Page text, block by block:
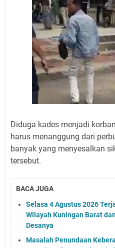
Diduga kades menjadi
harus menanggung dari
banyak yang menyesalkan
tersebut.
BACA JUGA
Selasa 4 Agustus 2026
Wilayah Kuningan Barat
Desanya
Masalah Penundaan